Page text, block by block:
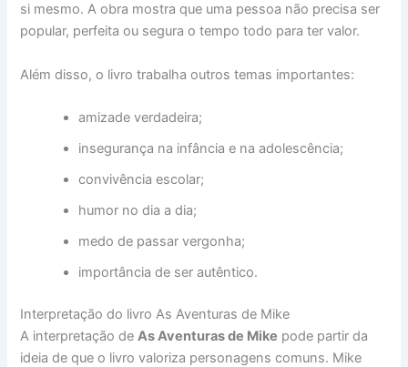
si mesmo. A obra mostra que uma pessoa não precisa ser
popular, perfeita ou segura o tempo todo para ter valor.
Além disso, o livro trabalha outros temas importantes:
amizade verdadeira;
insegurança na infância e na adolescência;
convivência escolar;
humor no dia a dia;
medo de passar vergonha;
importância de ser autêntico.
Interpretação do livro As Aventuras de Mike
A interpretação deAs Aventuras de Mike pode partir da
ideia de que o livro valoriza personagens comuns. Mike